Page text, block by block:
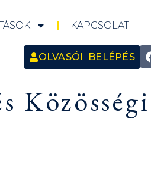
KAPCSOLAT
OLVASÓI BELÉPÉS